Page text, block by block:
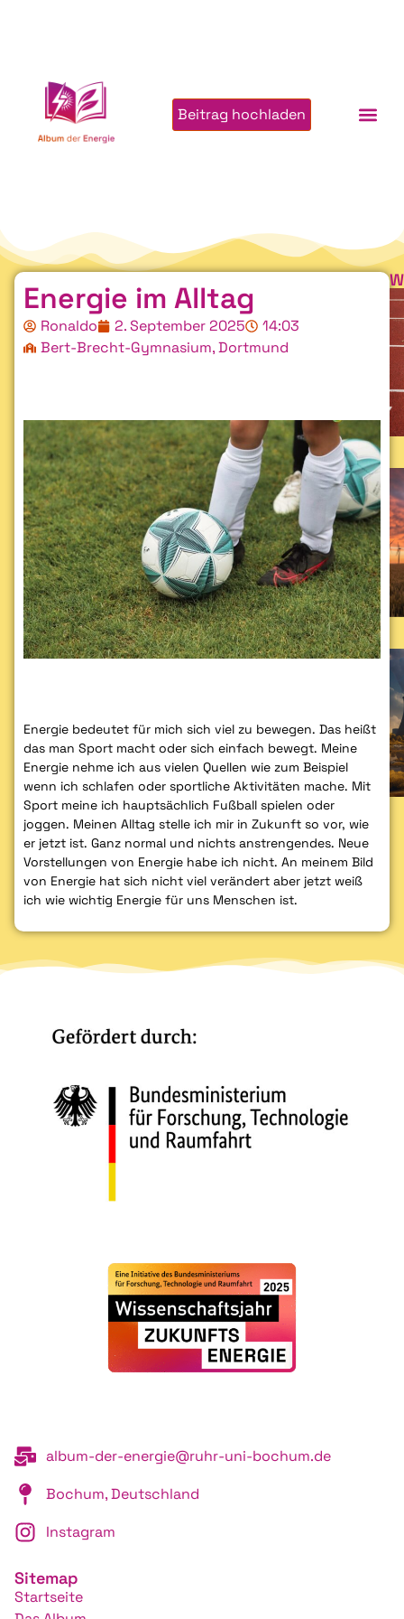
Beitrag hochladen
Energie im Alltag
Ronaldo 2. September 2025
14:03
Bert-Brecht-Gymnasium, Dortmund
Energie bedeutet für mich sich viel zu bewegen. Das heißt
das man Sport macht oder sich einfach bewegt. Meine
Energie nehme ich aus vielen Quellen wie zum Beispiel
wenn ich schlafen oder sportliche Aktivitäten mache. Mit
Sport meine ich hauptsächlich Fußball spielen oder
joggen. Meinen Alltag stelle ich mir in Zukunft so vor, wie
er jetzt ist. Ganz normal und nichts anstrengendes. Neue
Vorstellungen von Energie habe ich nicht. An meinem Bild
von Energie hat sich nicht viel verändert aber jetzt weiß
ich wie wichtig Energie für uns Menschen ist.
album-der-energie@ruhr-uni-bochum.de
Bochum, Deutschland
Instagram
Sitemap
Startseite